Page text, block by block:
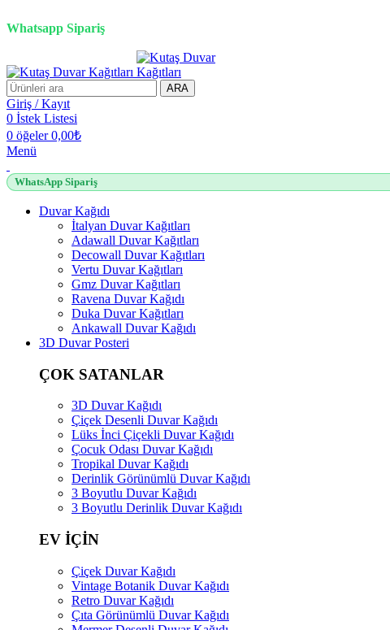
Whatsapp Sipariş
ARA
Giriş / Kayıt
0 İstek Listesi
0 öğeler 0,00₺
Menü
WhatsApp Sipariş
Duvar Kağıdı
İtalyan Duvar Kağıtları
Adawall Duvar Kağıtları
Decowall Duvar Kağıtları
Vertu Duvar Kağıtları
Gmz Duvar Kağıtları
Ravena Duvar Kağıdı
Duka Duvar Kağıtları
Ankawall Duvar Kağıdı
3D Duvar Posteri
ÇOK SATANLAR
3D Duvar Kağıdı
Çiçek Desenli Duvar Kağıdı
Lüks İnci Çiçekli Duvar Kağıdı
Çocuk Odası Duvar Kağıdı
Tropikal Duvar Kağıdı
Derinlik Görünümlü Duvar Kağıdı
3 Boyutlu Duvar Kağıdı
3 Boyutlu Derinlik Duvar Kağıdı
EV İÇİN
Çiçek Duvar Kağıdı
Vintage Botanik Duvar Kağıdı
Retro Duvar Kağıdı
Çıta Görünümlü Duvar Kağıdı